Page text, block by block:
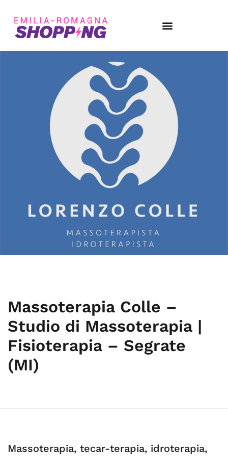
Massoterapia Colle –
Studio di Massoterapia |
Fisioterapia – Segrate
(MI)
Massoterapia, tecar-terapia, idroterapia,